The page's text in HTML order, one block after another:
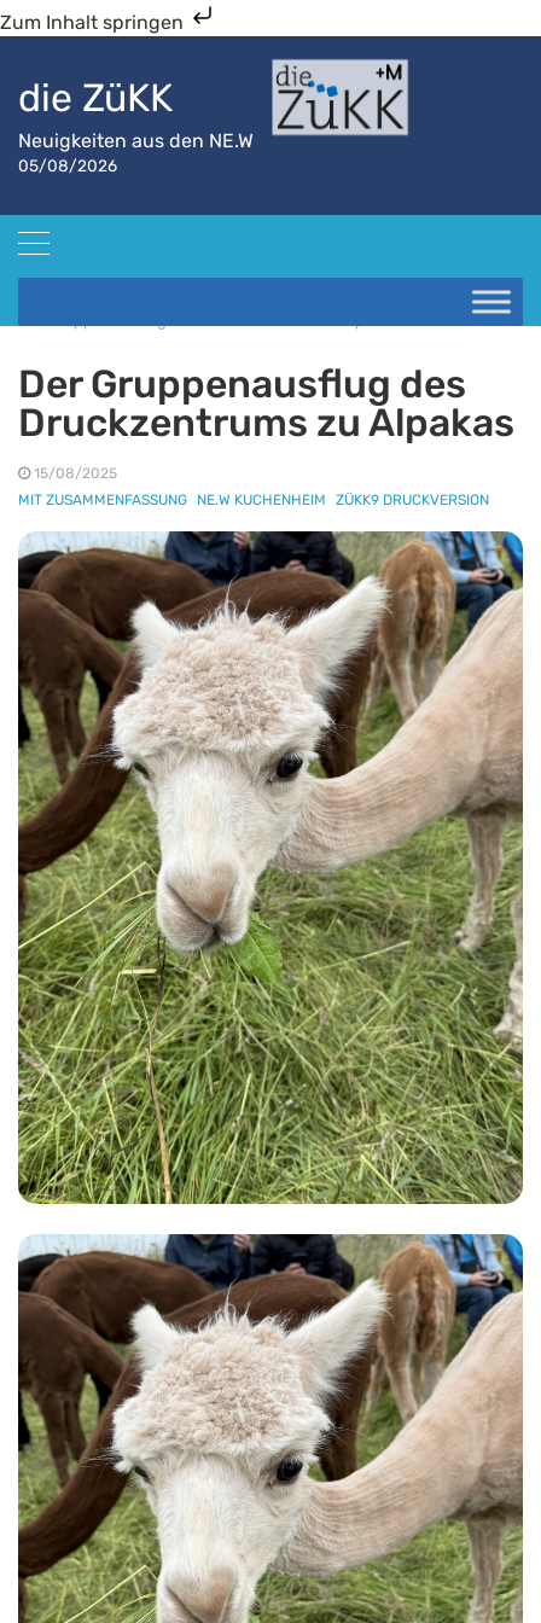
Zum Inhalt springen
die ZüKK
Neuigkeiten aus den NE.W
05/08/2026
Der Gruppenausflug des Druckzentrums zu Alpakas
Der Gruppenausflug des
Druckzentrums zu Alpakas
15/08/2025
MIT ZUSAMMENFASSUNG
NE.W KUCHENHEIM ZÜKK9 DRUCKVERSION